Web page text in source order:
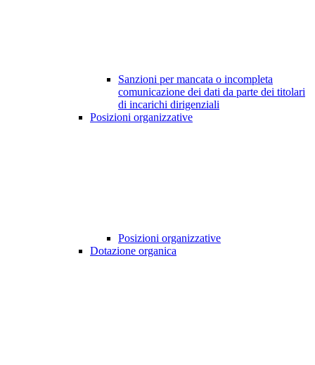
Sanzioni per mancata o incompleta
comunicazione dei dati da parte dei titolari
di incarichi dirigenziali
Posizioni organizzative
Posizioni organizzative
Dotazione organica